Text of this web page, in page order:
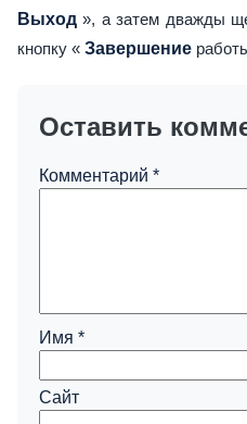
Выход », а затем дважды
кнопку « Завершение
Оставить
Комментарий *
Имя *
Сайт